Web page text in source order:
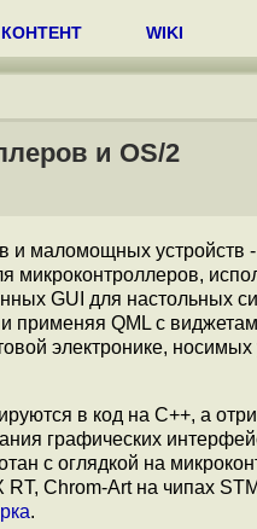
КОНТЕНТ WIKI
и OS/2
и маломощных устройств -
микроконтроллеров,
GUI для настольных
применяя QML c
электронике, носимых
в код на C++, а
графических
с оглядкой на
Chrom-Art на чипах
.